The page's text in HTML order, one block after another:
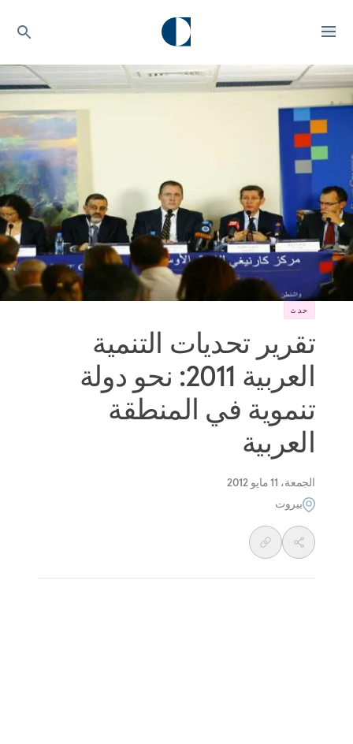
حدث
تقرير تحديات التنمية
العربية 2011: نحو دولة
تنموية في المنطقة
العربية
الجمعة، 11 مايو 2012
بيروت